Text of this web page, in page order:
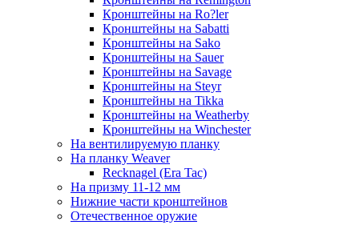
Кронштейны на Ro?ler
Кронштейны на Sabatti
Кронштейны на Sako
Кронштейны на Sauer
Кронштейны на Savage
Кронштейны на Steyr
Кронштейны на Tikka
Кронштейны на Weatherby
Кронштейны на Winchester
На вентилируемую планку
На планку Weaver
Recknagel (Era Tac)
На призму 11-12 мм
Нижние части кронштейнов
Отечественное оружие